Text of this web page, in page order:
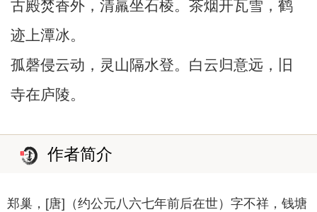
古殿焚香外，清羸坐石棱。茶烟开瓦雪，鹤
迹上潭冰。
孤磬侵云动，灵山隔水登。白云归意远，旧
寺在庐陵。
作者简介
郑巢，[唐]（约公元八六七年前后在世）字不祥，钱塘